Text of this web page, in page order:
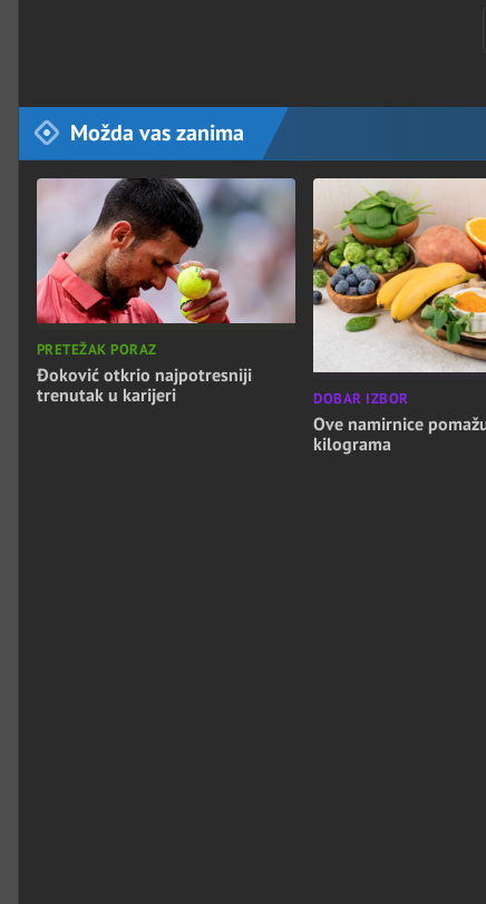
Možda vas zanima
PRETEŽAK PORAZ
Đoković otkrio najpotresniji
trenutak u karijeri
DOBAR IZBOR
Ove namirnice
kilograma